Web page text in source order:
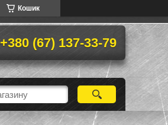
Кошик
+380 (67) 137-33-79